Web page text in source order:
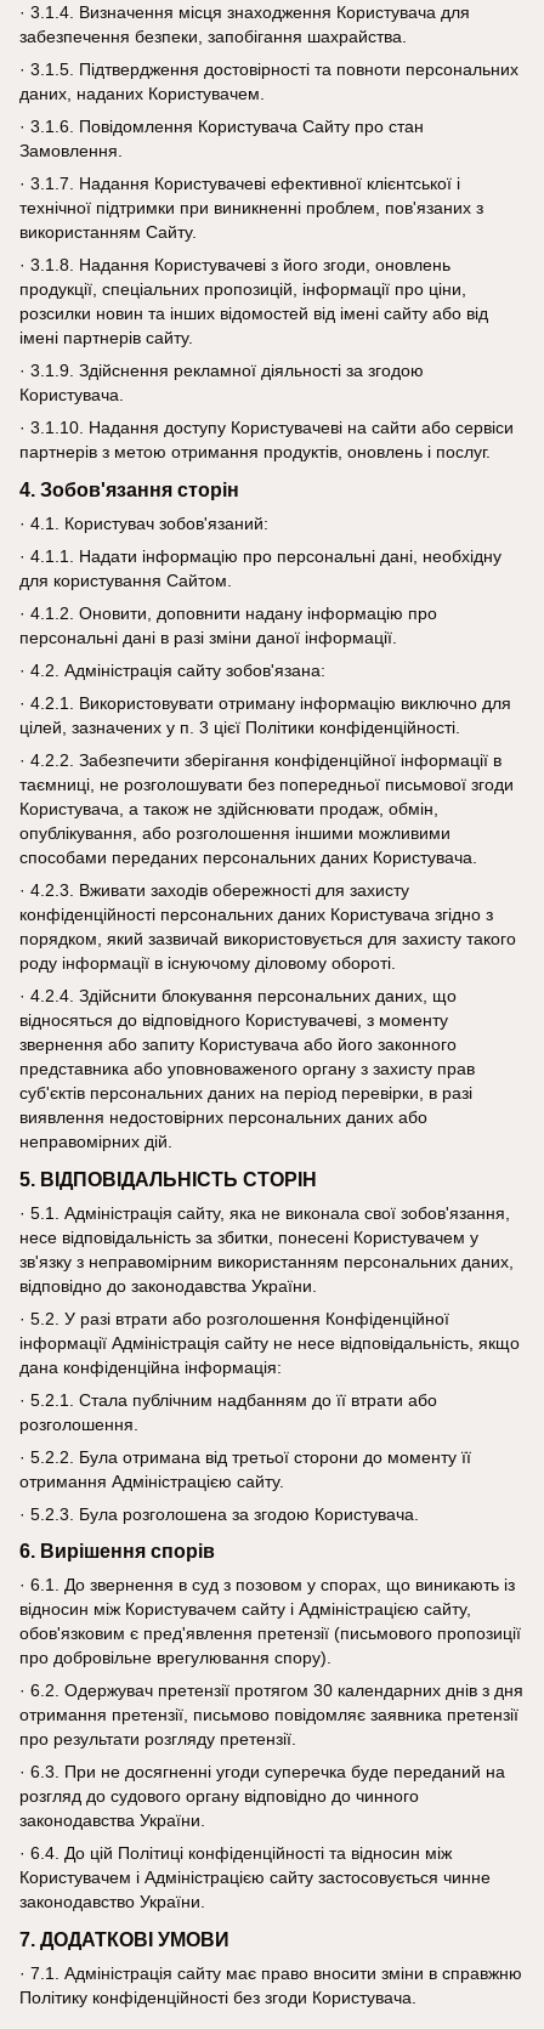
· 3.1.4. Визначення місця знаходження Користувача для
забезпечення безпеки, запобігання шахрайства.
· 3.1.5. Підтвердження достовірності та повноти персональних
даних, наданих Користувачем.
· 3.1.6. Повідомлення Користувача Сайту про стан
Замовлення.
· 3.1.7. Надання Користувачеві ефективної клієнтської і
технічної підтримки при виникненні проблем, пов'язаних з
використанням Сайту.
· 3.1.8. Надання Користувачеві з його згоди, оновлень
продукції, спеціальних пропозицій, інформації про ціни,
розсилки новин та інших відомостей від імені сайту або від
імені партнерів сайту.
· 3.1.9. Здійснення рекламної діяльності за згодою
Користувача.
· 3.1.10. Надання доступу Користувачеві на сайти або сервіси
партнерів з метою отримання продуктів, оновлень і послуг.
4. Зобов'язання сторін
· 4.1. Користувач зобов'язаний:
· 4.1.1. Надати інформацію про персональні дані, необхідну
для користування Сайтом.
· 4.1.2. Оновити, доповнити надану інформацію про
персональні дані в разі зміни даної інформації.
· 4.2. Адміністрація сайту зобов'язана:
· 4.2.1. Використовувати отриману інформацію виключно для
цілей, зазначених у п. 3 цієї Політики конфіденційності.
· 4.2.2. Забезпечити зберігання конфіденційної інформації в
таємниці, не розголошувати без попередньої письмової згоди
Користувача, а також не здійснювати продаж, обмін,
опублікування, або розголошення іншими можливими
способами переданих персональних даних Користувача.
· 4.2.3. Вживати заходів обережності для захисту
конфіденційності персональних даних Користувача згідно з
порядком, який зазвичай використовується для захисту такого
роду інформації в існуючому діловому обороті.
· 4.2.4. Здійснити блокування персональних даних, що
відносяться до відповідного Користувачеві, з моменту
звернення або запиту Користувача або його законного
представника або уповноваженого органу з захисту прав
суб'єктів персональних даних на період перевірки, в разі
виявлення недостовірних персональних даних або
неправомірних дій.
5. ВІДПОВІДАЛЬНІСТЬ СТОРІН
· 5.1. Адміністрація сайту, яка не виконала свої зобов'язання,
несе відповідальність за збитки, понесені Користувачем у
зв'язку з неправомірним використанням персональних даних,
відповідно до законодавства України.
· 5.2. У разі втрати або розголошення Конфіденційної
інформації Адміністрація сайту не несе відповідальність, якщо
дана конфіденційна інформація:
· 5.2.1. Стала публічним надбанням до її втрати або
розголошення.
· 5.2.2. Була отримана від третьої сторони до моменту її
отримання Адміністрацією сайту.
· 5.2.3. Була розголошена за згодою Користувача.
6. Вирішення спорів
· 6.1. До звернення в суд з позовом у спорах, що виникають із
відносин між Користувачем сайту і Адміністрацією сайту,
обов'язковим є пред'явлення претензії (письмового пропозиції
про добровільне врегулювання спору).
· 6.2. Одержувач претензії протягом 30 календарних днів з дня
отримання претензії, письмово повідомляє заявника претензії
про результати розгляду претензії.
· 6.3. При не досягненні угоди суперечка буде переданий на
розгляд до судового органу відповідно до чинного
законодавства України.
· 6.4. До цій Політиці конфіденційності та відносин між
Користувачем і Адміністрацією сайту застосовується чинне
законодавство України.
7. ДОДАТКОВІ УМОВИ
· 7.1. Адміністрація сайту має право вносити зміни в справжню
Політику конфіденційності без згоди Користувача.